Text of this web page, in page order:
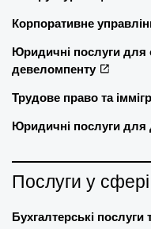
Корпоративне
Юридичні послуги для
девеломпенту
Трудове право та
Юридичні послуги для
Послуги у
Бухгалтерські послуги